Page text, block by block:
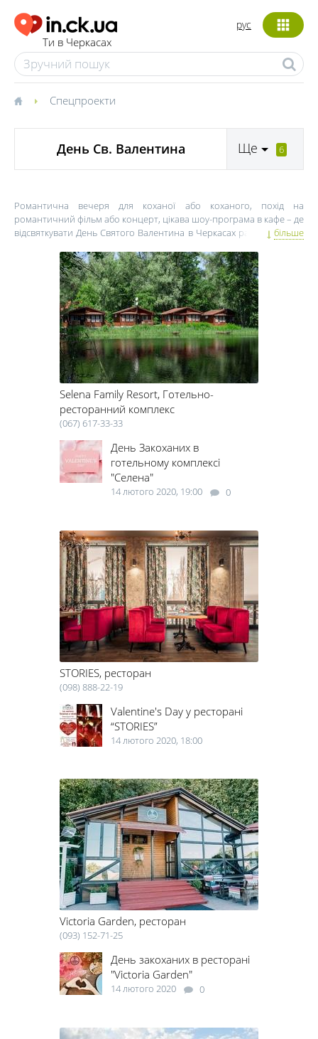
Ти в Черкасах
рус
Спецпроекти
День Св. Валентина Ще 6
Романтична вечеря для коханої або коханого, похід на
романтичний фільм або концерт, цікава шоу-програма в кафе – де
відсвяткувати День Святого Валентина в Черкасах разом зі своєю
Романтична вечеря в ресторанах Черкас в День Святого
Валентина – найбільш розповсюджений сценарій проведення
часу. зазвичай клуби, бари, кафе і ресторани на 14 лютого
пропонують тиху спокійну музику або романтичну програму з
ведучими, конкурсами і жартами. Романтична вечеря на двох при
свічках – що зможе краще сказати про ваші почуття до коханої
Де відсвяткувати День Святого Валентина в Черкасах, в яких
ресторанах передбачена розважальна програма, які заходи на
День Святого Валентина (14 лютого) будуть відбуватися в місті –
всю цю інформацію ви можете знайти в цьому розділі нашого
спецпроекту.
Для одинаків, які поки що не знайшли свою другу половинку,
останнє значення. Якщо ресторан на 14 лютого зі зрозумілих
причин відпадає, можна відвідати один із заходів, які в цей день
традиційно влаштовують самотні люди. Вони збираються
невеликими групками, шукають свою другу половинку,
Де відсвяткувати День святого Валентина в Черкасах кожен
вирішує самостійно. Ну а наше завдання – підказати вам, які
заходи на 14 лютого проходять у місті.
більше
Selena Family Resort, Готельно-
ресторанний комплекс
(067) 617-33-33
День Закоханих в
готельному комплексі
"Селена"
14 лютого 2020, 19:00 0
STORIES, ресторан
(098) 888-22-19
Valentine's Day у ресторані
“STORIES”
14 лютого 2020, 18:00
Victoria Garden, ресторан
(093) 152-71-25
День закоханих в ресторані
"Victoria Garden"
14 лютого 2020 0